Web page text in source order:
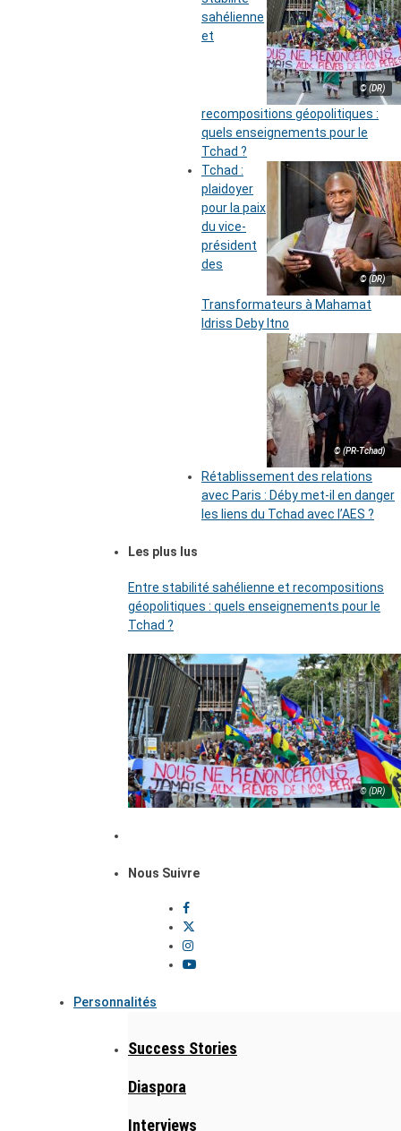
© (DR)
sahélienne
et
recompositions géopolitiques :
quels enseignements pour le
Tchad ?
© (DR)
Tchad :
plaidoyer
pour la paix
du vice-
président
des
Transformateurs à Mahamat
Idriss Deby Itno
© (PR-Tchad)
Rétablissement des relations
avec Paris : Déby met-il en danger
les liens du Tchad avec l’AES ?
Les plus lus
Entre stabilité sahélienne et recompositions
géopolitiques : quels enseignements pour le
Tchad ?
© (DR)
Nous Suivre
Personnalités
Success Stories
Diaspora
Interviews